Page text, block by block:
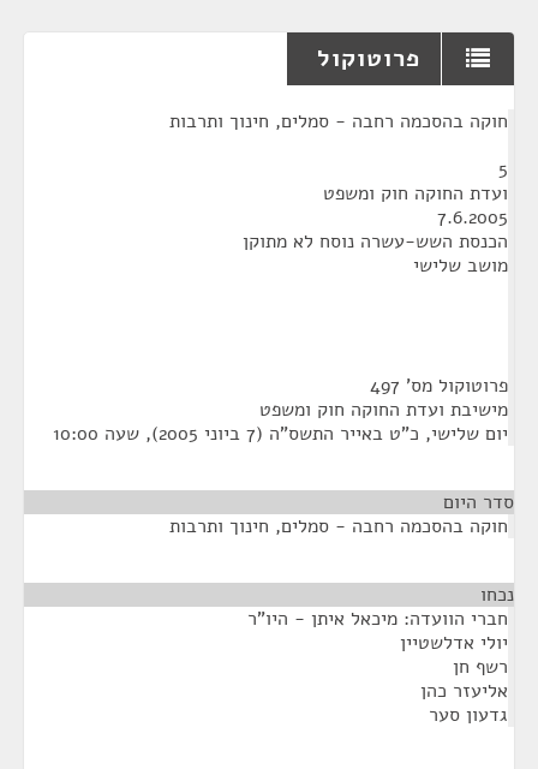
פרוטוקול
חוקה בהסכמה רחבה - סמלים, חינוך ותרבות
5
ועדת החוקה חוק ומשפט
7.6.2005
הכנסת השש-עשרה נוסח לא מתוקן
מושב שלישי
פרוטוקול מס' 497
מישיבת ועדת החוקה חוק ומשפט
יום שלישי, כ"ט באייר התשס"ה (7 ביוני 2005), שעה 10:00
סדר היום
חוקה בהסכמה רחבה - סמלים, חינוך ותרבות
נכחו
חברי הוועדה: מיכאל איתן - היו"ר
יולי אדלשטיין
רשף חן
אליעזר כהן
גדעון סער